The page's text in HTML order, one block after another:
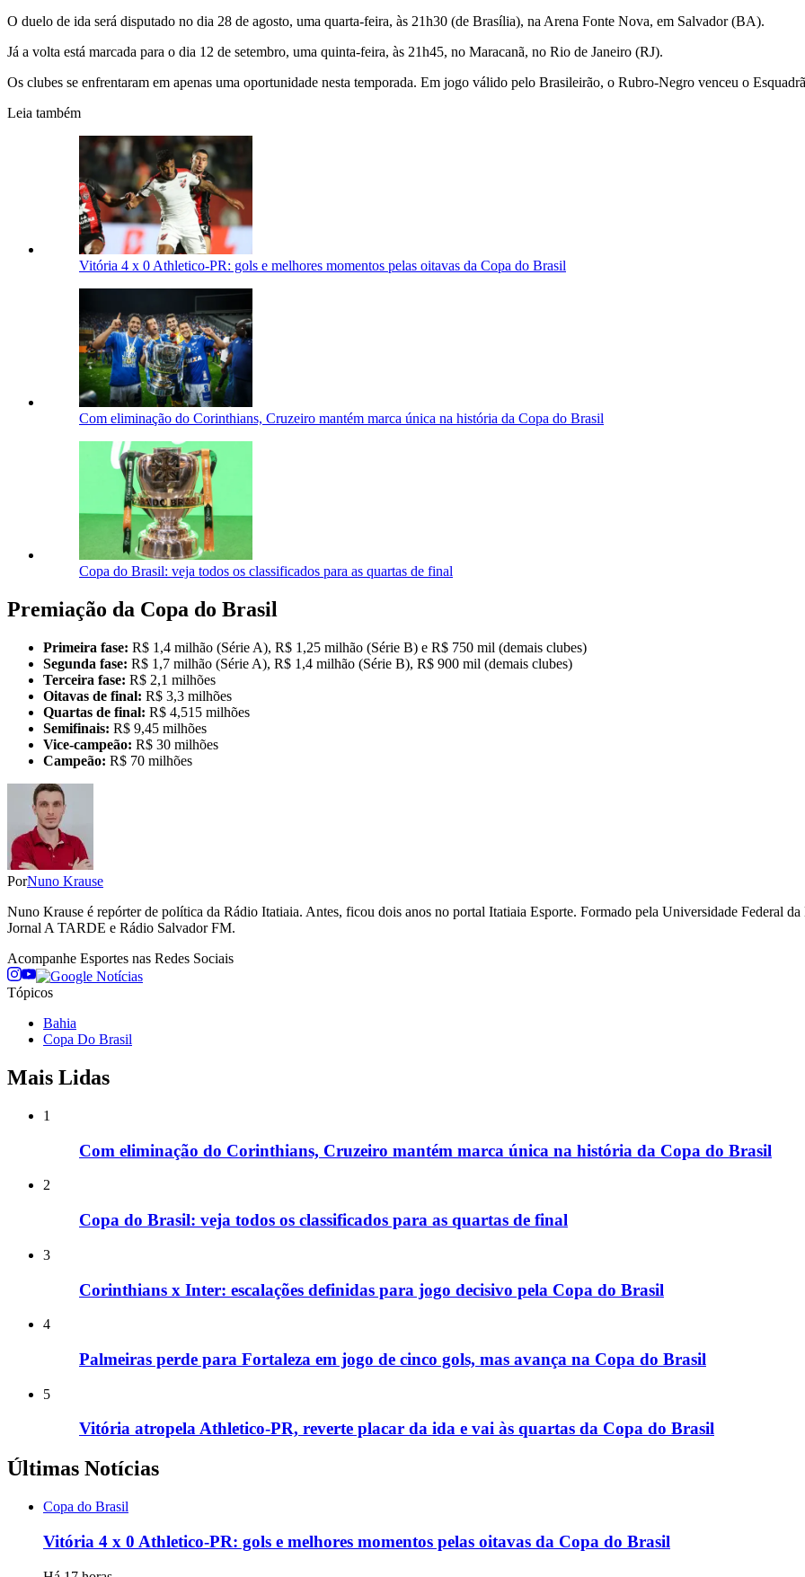
O duelo de ida será disputado no dia 28 de agosto, uma quarta-feira, às 21h30 (de Brasília), na Arena Fonte Nova, em Salvador (BA).
Já a volta está marcada para o dia 12 de setembro, uma quinta-feira, às 21h45, no Maracanã, no Rio de Janeiro (RJ).
Os clubes se enfrentaram em apenas uma oportunidade nesta temporada. Em jogo válido pelo Brasileirão, o Rubro-Negro venceu o
Leia também
Vitória 4 x 0 Athletico-PR: gols e melhores momentos pelas oitavas da Copa do Brasil
Com eliminação do Corinthians, Cruzeiro mantém marca única na história da Copa do Brasil
Copa do Brasil: veja todos os classificados para as quartas de final
Premiação da Copa do Brasil
Primeira fase: R$ 1,4 milhão (Série A), R$ 1,25 milhão (Série B) e R$ 750 mil (demais clubes)
Segunda fase: R$ 1,7 milhão (Série A), R$ 1,4 milhão (Série B), R$ 900 mil (demais clubes)
Terceira fase: R$ 2,1 milhões
Oitavas de final: R$ 3,3 milhões
Quartas de final: R$ 4,515 milhões
Semifinais: R$ 9,45 milhões
Vice-campeão: R$ 30 milhões
Campeão: R$ 70 milhões
PorNuno Krause
Nuno Krause é repórter de política da Rádio Itatiaia. Antes, ficou dois anos no portal Itatiaia Esporte. Formado pela Universidade Federal
Jornal A TARDE e Rádio Salvador FM.
Acompanhe Esportes nas Redes Sociais
Tópicos
Bahia
Copa Do Brasil
Mais Lidas
1
Com eliminação do Corinthians, Cruzeiro mantém marca única na história da Copa do Brasil
2
Copa do Brasil: veja todos os classificados para as quartas de final
3
Corinthians x Inter: escalações definidas para jogo decisivo pela Copa do Brasil
4
Palmeiras perde para Fortaleza em jogo de cinco gols, mas avança na Copa do Brasil
5
Vitória atropela Athletico-PR, reverte placar da ida e vai às quartas da Copa do Brasil
Últimas Notícias
Copa do Brasil
Vitória 4 x 0 Athletico-PR: gols e melhores momentos pelas oitavas da Copa do Brasil